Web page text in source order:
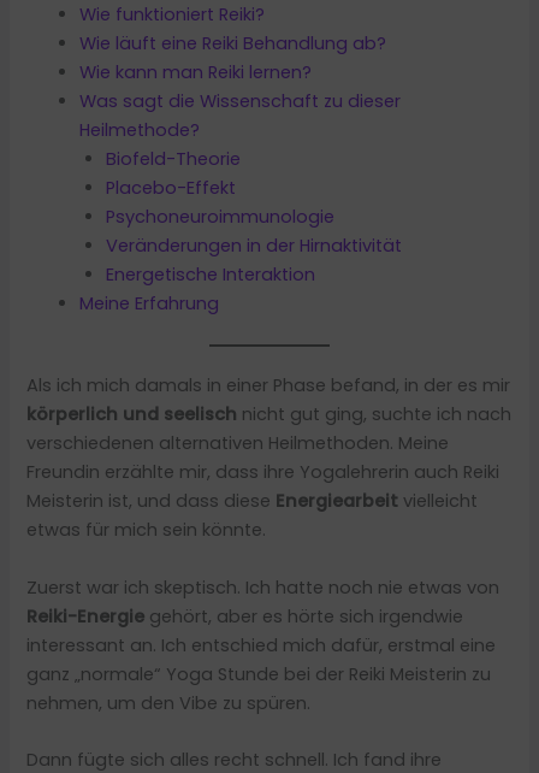
Wie funktioniert Reiki?
Wie läuft eine Reiki Behandlung ab?
Wie kann man Reiki lernen?
Was sagt die Wissenschaft zu dieser
Heilmethode?
Biofeld-Theorie
Placebo-Effekt
Psychoneuroimmunologie
Veränderungen in der Hirnaktivität
Energetische Interaktion
Meine Erfahrung
Als ich mich damals in einer Phase befand, in der es mir
körperlich und seelisch nicht gut ging, suchte ich nach
verschiedenen alternativen Heilmethoden. Meine
Freundin erzählte mir, dass ihre Yogalehrerin auch Reiki
Meisterin ist, und dass diese Energiearbeit vielleicht
etwas für mich sein könnte.
Zuerst war ich skeptisch. Ich hatte noch nie etwas von
Reiki-Energie gehört, aber es hörte sich irgendwie
interessant an. Ich entschied mich dafür, erstmal eine
ganz „normale“ Yoga Stunde bei der Reiki Meisterin zu
nehmen, um den Vibe zu spüren.
Dann fügte sich alles recht schnell. Ich fand ihre